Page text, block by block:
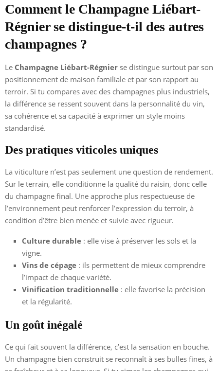
Comment le Champagne Liébart-
Régnier se distingue-t-il des autres
champagnes ?
Le Champagne Liébart-Régnier se distingue surtout par son
positionnement de maison familiale et par son rapport au
terroir. Si tu compares avec des champagnes plus industriels,
la différence se ressent souvent dans la personnalité du vin,
sa cohérence et sa capacité à exprimer un style moins
standardisé.
Des pratiques viticoles uniques
La viticulture n’est pas seulement une question de rendement.
Sur le terrain, elle conditionne la qualité du raisin, donc celle
du champagne final. Une approche plus respectueuse de
l’environnement peut renforcer l’expression du terroir, à
condition d’être bien menée et suivie avec rigueur.
Culture durable : elle vise à préserver les sols et la
vigne.
Vins de cépage : ils permettent de mieux comprendre
l’impact de chaque variété.
Vinification traditionnelle : elle favorise la précision
et la régularité.
Un goût inégalé
Ce qui fait souvent la différence, c’est la sensation en bouche.
Un champagne bien construit se reconnaît à ses bulles fines, à